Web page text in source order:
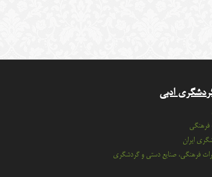
ادبی
فرهنگی
ايران
فرهنگي، صنايع دستي و گردشگري